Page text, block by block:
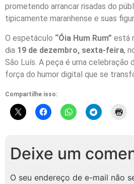
prometendo arrancar risadas do
tipicamente maranhense e suas
​O espetáculo “Óia Hum Rum” está
dia 19 de dezembro, sexta-feira,
São Luís. A peça é uma celebração
força do humor digital que se
Compartilhe isso:
Deixe um
O seu endereço de e-mail não